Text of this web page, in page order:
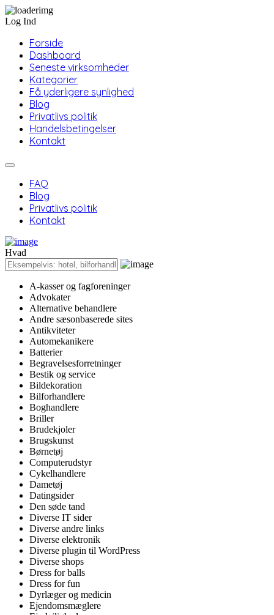
Log Ind
Forside
Dashboard
Seneste virksomheder
Kategorier
Få yderligere synlighed
Blog
Privatlivs politik
Handelsbetingelser
Kontakt
FAQ
Blog
Privatlivs politik
Kontakt
Hvad
A-kasser og fagforeninger
Advokater
Alternative behandlere
Andre sæsonbaserede sites
Antikviteter
Automekanikere
Batterier
Begravelsesforretninger
Bestik og service
Bildekoration
Bilforhandlere
Boghandlere
Briller
Brudekjoler
Brugskunst
Børnetøj
Computerudstyr
Cykelhandlere
Dametøj
Datingsider
Den søde tand
Diverse IT sider
Diverse andre links
Diverse elektronik
Diverse plugin til WordPress
Diverse shops
Dress for balls
Dress for fun
Dyrlæger og medicin
Ejendomsmæglere